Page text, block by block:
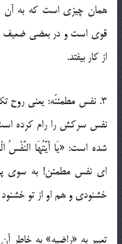
همان چیزى است كه به آن
قوى است و در بعضى ضعیف
از كار بیفتد.
3. نفس مطمئنّه: یعنى روح
شده است: «یَا أَیَّتُهَا النَّفْسُ
اى نفس مطمئن! به سوى
خشنودى و هم او از تو
تعبیر به «راضیه» به